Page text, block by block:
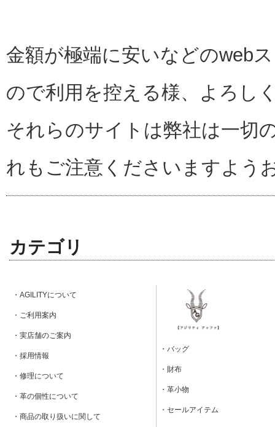
金額が極端に安いなどのweb
ので利用を控える様、よろし
それらのサイトは弊社は一切
れもご注意くださいますよう
カテゴリ
・AGILITYについて
・ご利用案内
・実店舗のご案内
・採用情報
・修理について
・革の個性について
・商品の取り扱いに関して
・バッグ
・財布
・革小物
・セールアイテム